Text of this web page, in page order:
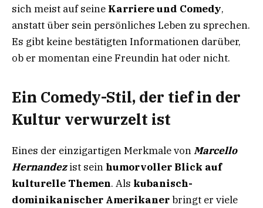
sich meist auf seine Karriere und Comedy,
anstatt über sein persönliches Leben zu sprechen.
Es gibt keine bestätigten Informationen darüber,
ob er momentan eine Freundin hat oder nicht.
Ein Comedy-Stil, der tief in der
Kultur verwurzelt ist
Eines der einzigartigen Merkmale vonMarcello
Hernandezist sein humorvoller Blick auf
kulturelle Themen. Als kubanisch-
dominikanischer Amerikanerbringt er viele